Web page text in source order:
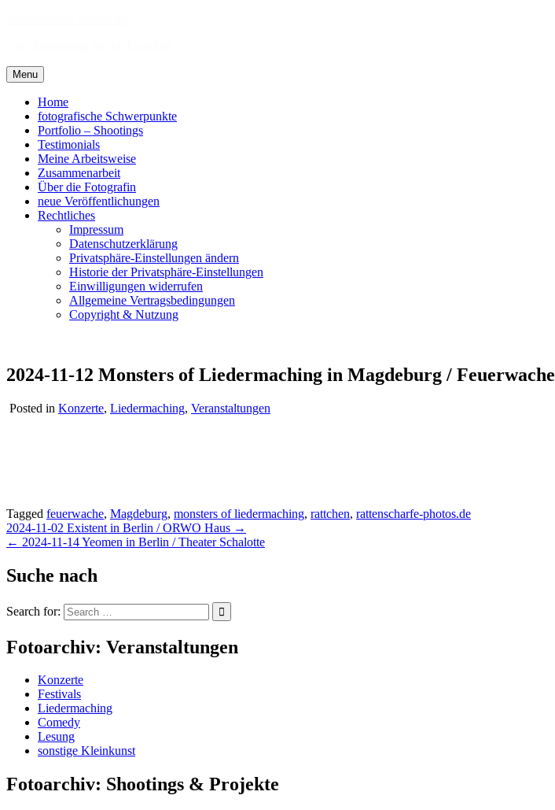
Menu
Home
fotografische Schwerpunkte
Portfolio – Shootings
Testimonials
Meine Arbeitsweise
Zusammenarbeit
Über die Fotografin
neue Veröffentlichungen
Rechtliches
Impressum
Datenschutzerklärung
Privatsphäre-Einstellungen ändern
Historie der Privatsphäre-Einstellungen
Einwilligungen widerrufen
Allgemeine Vertragsbedingungen
Copyright & Nutzung
2024-11-12 Monsters of Liedermaching in Magdeburg / Feuerwache
Posted in Konzerte, Liedermaching, Veranstaltungen
Tagged feuerwache, Magdeburg, monsters of liedermaching, rattchen, rattenscharfe-photos.de
Beitragsnavigation
2024-11-02 Existent in Berlin / ORWO Haus →
← 2024-11-14 Yeomen in Berlin / Theater Schalotte
Suche nach
Search for:
Fotoarchiv: Veranstaltungen
Konzerte
Festivals
Liedermaching
Comedy
Lesung
sonstige Kleinkunst
Fotoarchiv: Shootings & Projekte